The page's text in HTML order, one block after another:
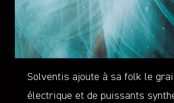
Solventis ajoute à sa folk le
électrique et de puissants